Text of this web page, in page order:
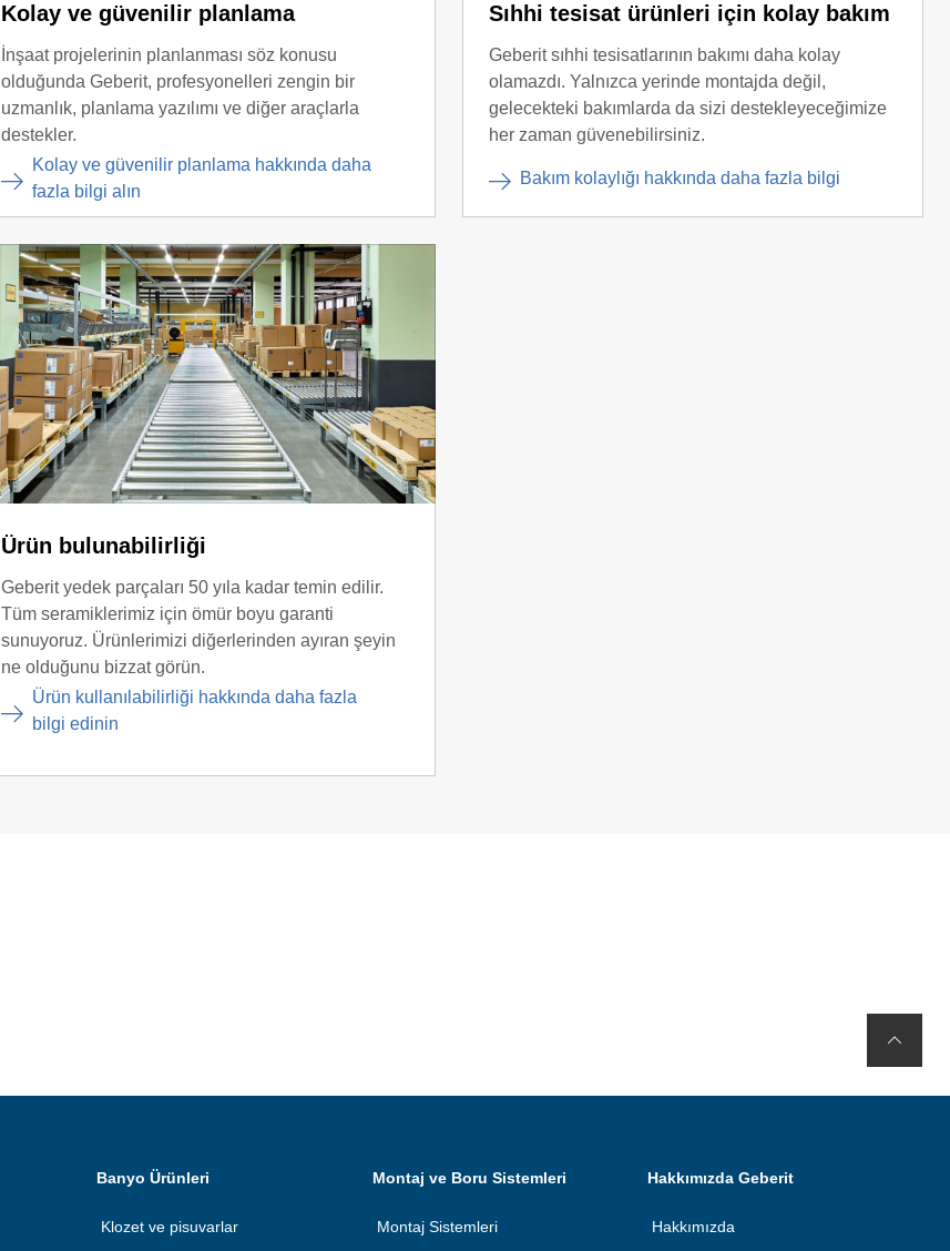
Kolay ve güvenilir planlama
İnşaat projelerinin planlanması söz konusu
olduğunda Geberit, profesyonelleri zengin bir
uzmanlık, planlama yazılımı ve diğer araçlarla
destekler.
Kolay ve güvenilir planlama hakkında daha
fazla bilgi alın
Sıhhi tesisat ürünleri için kolay bakım
Geberit sıhhi tesisatlarının bakımı daha kolay
olamazdı. Yalnızca yerinde montajda değil,
gelecekteki bakımlarda da sizi destekleyeceğimize
her zaman güvenebilirsiniz.
Bakım kolaylığı hakkında daha fazla bilgi
Ürün bulunabilirliği
Geberit yedek parçaları 50 yıla kadar temin edilir.
Tüm seramiklerimiz için ömür boyu garanti
sunuyoruz. Ürünlerimizi diğerlerinden ayıran şeyin
ne olduğunu bizzat görün.
Ürün kullanılabilirliği hakkında daha fazla
bilgi edinin
Banyo Ürünleri
Klozet ve pisuvarlar
Montaj ve Boru Sistemleri
Montaj Sistemleri
Hakkımızda Geberit
Hakkımızda